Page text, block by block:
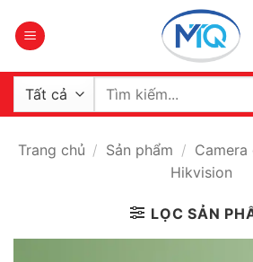
qua
dung
Tìm
Trang chủ / Sản phẩm / Camera
Hikvision
LỌC SẢN